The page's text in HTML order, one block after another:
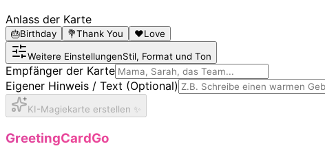
Anlass der Karte
🎂Birthday 💐Thank You ❤️Love
Weitere EinstellungenStil, Format und Ton
Empfänger der Karte
Eigener Hinweis / Text (Optional)
KI-Magiekarte erstellen ✨
GreetingCardGo